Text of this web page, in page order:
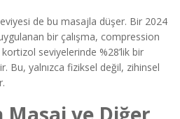
de bu masajla düşer. Bir 2024
uygulanan bir çalışma, compression
seviyelerinde %28’lik bir
Bu, yalnızca fiziksel değil, zihinsel